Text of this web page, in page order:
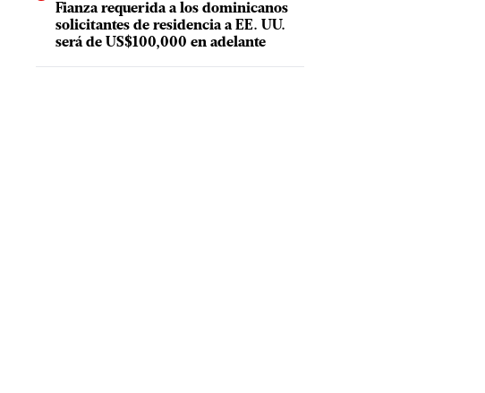
Fianza requerida a los dominicanos
solicitantes de residencia a EE. UU.
será de US$100,000 en adelante